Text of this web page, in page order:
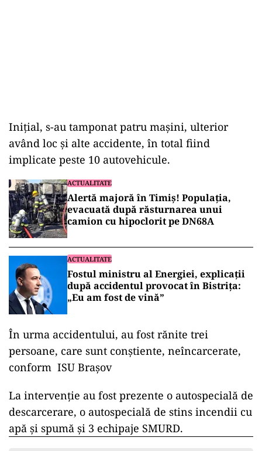
Iniţial, s-au tamponat patru maşini, ulterior
având loc şi alte accidente, în total fiind
implicate peste 10 autovehicule.
ACTUALITATE
Alertă majoră în Timiș! Populația,
evacuată după răsturnarea unui
camion cu hipoclorit pe DN68A
ACTUALITATE
Fostul ministru al Energiei, explicații
după accidentul provocat în Bistrița:
„Eu am fost de vină”
În urma accidentului, au fost rănite trei
persoane, care sunt conştiente, neîncarcerate,
conform ISU Braşov
La intervenţie au fost prezente o autospecială de
descarcerare, o autospecială de stins incendii cu
apă şi spumă şi 3 echipaje SMURD.